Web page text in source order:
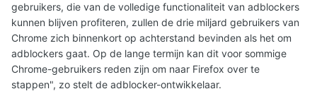
gebruikers, die van de volledige functionaliteit van adblockers
kunnen blijven profiteren, zullen de drie miljard gebruikers van
Chrome zich binnenkort op achterstand bevinden als het om
adblockers gaat. Op de lange termijn kan dit voor sommige
Chrome-gebruikers reden zijn om naar Firefox over te
stappen", zo stelt de adblocker-ontwikkelaar.